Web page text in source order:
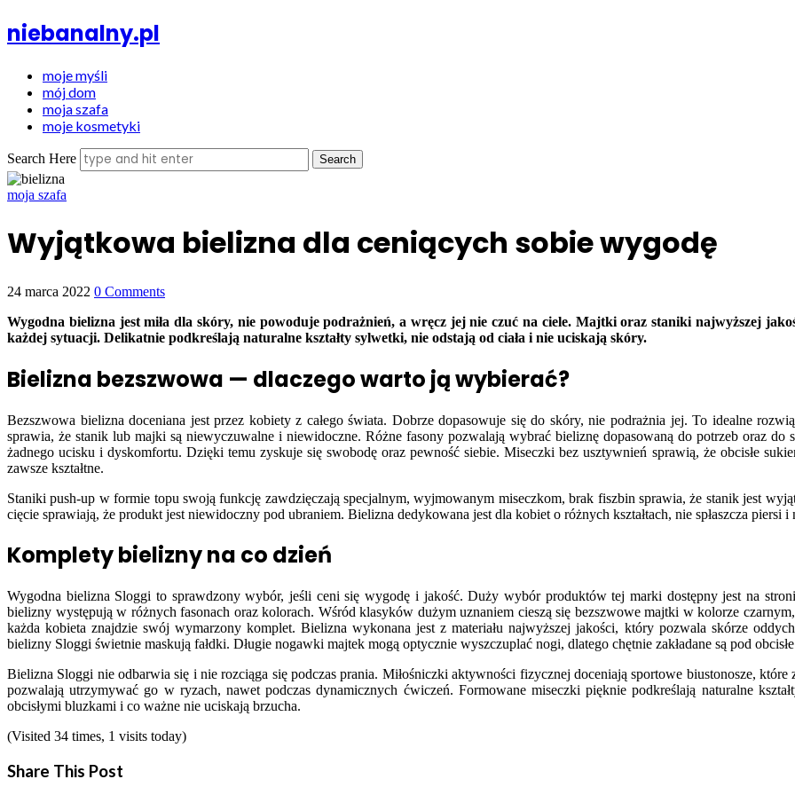
niebanalny.pl
moje myśli
mój dom
moja szafa
moje kosmetyki
Search Here
moja szafa
Wyjątkowa bielizna dla ceniących sobie wygodę
24 marca 2022 0 Comments
Wygodna bielizna jest miła dla skóry, nie powoduje podrażnień, a wręcz jej nie czuć na ciele. Majtki oraz staniki najwyższej
każdej sytuacji. Delikatnie podkreślają naturalne kształty sylwetki, nie odstają od ciała i nie uciskają skóry.
Bielizna bezszwowa — dlaczego warto ją wybierać?
Bezszwowa bielizna doceniana jest przez kobiety z całego świata. Dobrze dopasowuje się do skóry, nie podrażnia jej. To idealne
sprawia, że stanik lub majki są niewyczuwalne i niewidoczne. Różne fasony pozwalają wybrać bieliznę dopasowaną do potrzeb oraz
żadnego ucisku i dyskomfortu. Dzięki temu zyskuje się swobodę oraz pewność siebie. Miseczki bez usztywnień sprawią, że obcisłe
zawsze kształtne.
Staniki push-up w formie topu swoją funkcję zawdzięczają specjalnym, wyjmowanym miseczkom, brak fiszbin sprawia, że stanik jest
cięcie sprawiają, że produkt jest niewidoczny pod ubraniem. Bielizna dedykowana jest dla kobiet o różnych kształtach, nie spłaszcza piersi i
Komplety bielizny na co dzień
Wygodna bielizna Sloggi to sprawdzony wybór, jeśli ceni się wygodę i jakość. Duży wybór produktów tej marki dostępny jest na
bielizny występują w różnych fasonach oraz kolorach. Wśród klasyków dużym uznaniem cieszą się bezszwowe majtki w kolorze
każda kobieta znajdzie swój wymarzony komplet. Bielizna wykonana jest z materiału najwyższej jakości, który pozwala skórze
bielizny Sloggi świetnie maskują fałdki. Długie nogawki majtek mogą optycznie wyszczuplać nogi, dlatego chętnie zakładane są pod
Bielizna Sloggi nie odbarwia się i nie rozciąga się podczas prania. Miłośniczki aktywności fizycznej doceniają sportowe biustonosze,
pozwalają utrzymywać go w ryzach, nawet podczas dynamicznych ćwiczeń. Formowane miseczki pięknie podkreślają naturalne
obcisłymi bluzkami i co ważne nie uciskają brzucha.
(Visited 34 times, 1 visits today)
Share This Post